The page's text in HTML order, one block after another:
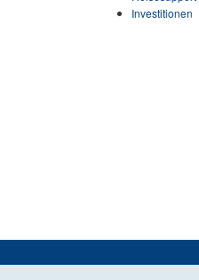
Investitionen